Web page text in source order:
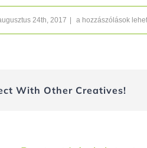
24th, 2017 IMG_7134
a hozzászólások
With Other Creatives!